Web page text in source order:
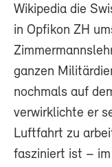
Wikipedia die
in Opfikon ZH
ganzen
nochmals auf
verwirklichte er
Luftfahrt zu
fasziniert ist –